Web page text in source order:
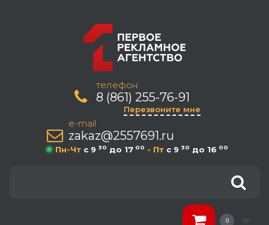
телефон:
8 (861) 255-76-91
Перезвоните мне
e-mail
zakaz@2557691.ru
Пн-Чт c 9 30 до 17 00 - Пт c 9 30 до 16 00
0